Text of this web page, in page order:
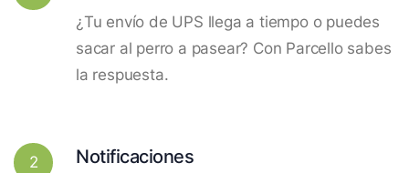
¿Tu envío de UPS llega a tiempo o puedes
sacar al perro a pasear? Con Parcello sabes
la respuesta.
2 Notificaciones